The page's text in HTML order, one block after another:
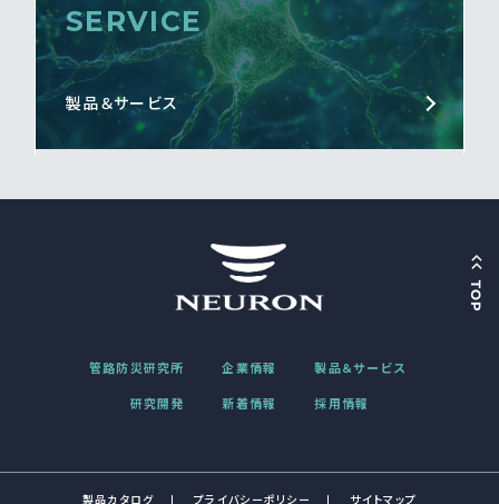
SERVICE
製品＆サービス
管路防災研究所 企業情報 製品＆サービス
研究開発 新着情報 採用情報
製品カタログ プライバシーポリシー サイトマップ